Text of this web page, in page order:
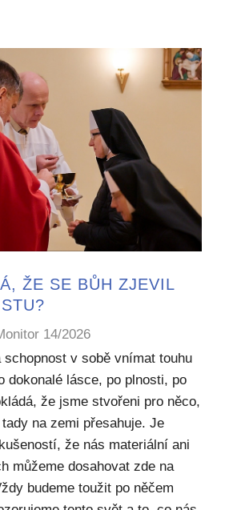
ŽE SE BŮH ZJEVIL
14/2026
v sobě vnímat touhu
dokonalé lásce, po plnosti, po
že jsme stvořeni pro něco,
na zemi přesahuje. Je
že nás materiální ani
můžeme dosahovat zde na
budeme toužit po něčem